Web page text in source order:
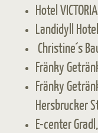
Hotel
Landidyll
Christine´s
Fränky
Fränky
Hersbrucker
E-center